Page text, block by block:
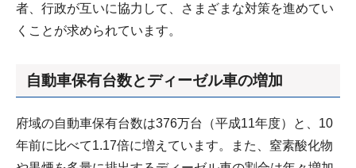
者、行政が互いに協力して、さまざまな対策を進めてい
くことが求められています。
自動車保有台数とディーゼル車の増加
府域の自動車保有台数は376万台（平成11年度）と、10
年前に比べて1.17倍に増えています。また、窒素酸化物